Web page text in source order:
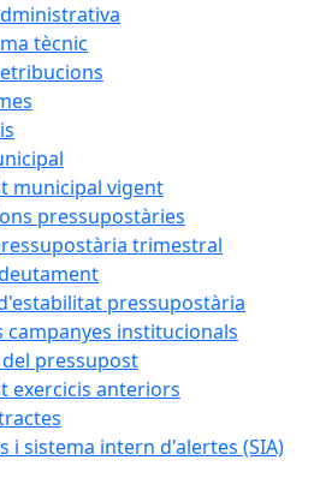
tècnic
municipal vigent
pressupostàries
trimestral
pressupostària
campanyes institucionals
pressupost
exercicis anteriors
i sistema intern d'alertes (SIA)